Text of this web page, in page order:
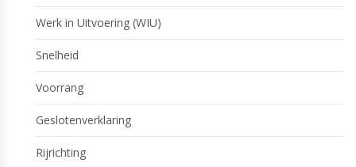
Werk in Uitvoering (WIU)
Snelheid
Voorrang
Geslotenverklaring
Rijrichting